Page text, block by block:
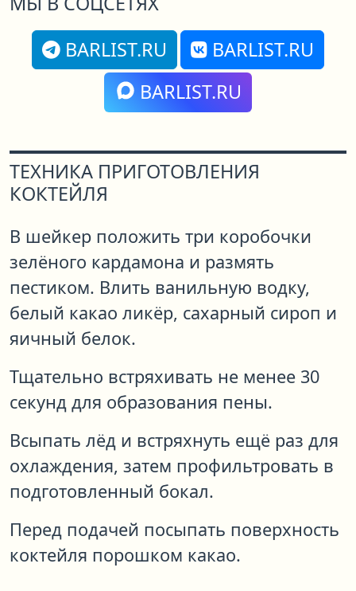
BARLIST.RU
BARLIST.RU
BARLIST.RU
ТЕХНИКА ПРИГОТОВЛЕНИЯ
КОКТЕЙЛЯ
В шейкер положить три коробочки
зелёного кардамона и размять
пестиком. Влить ванильную водку,
белый какао ликёр, сахарный сироп и
яичный белок.
Тщательно встряхивать не менее 30
секунд для образования пены.
Всыпать лёд и встряхнуть ещё раз для
охлаждения, затем профильтровать в
подготовленный бокал.
Перед подачей посыпать поверхность
коктейля порошком какао.